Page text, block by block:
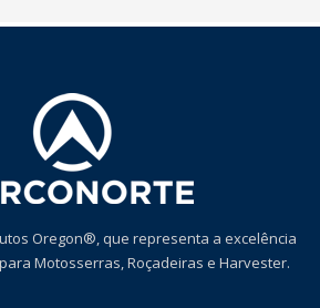
Oregon®, que representa a excelência
Motosserras, Roçadeiras e Harvester.